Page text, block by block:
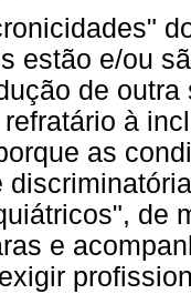
estão e/ou
de
à
as
de
e